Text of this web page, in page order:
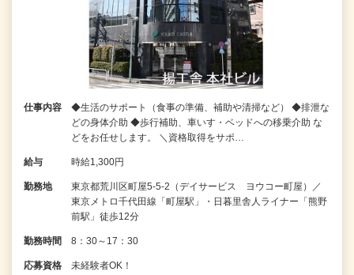
仕事内容
◆生活のサポート（食事の準備、補助や清掃など） ◆排泄な
どの身体介助 ◆歩行補助、車いす・ベッドへの移乗介助 な
どをお任せします。 ＼資格取得をサポ…
給与 時給1,300円
勤務地
東京都荒川区町屋5-5-2（デイサービス ヨウコー町屋）／
東京メトロ千代田線「町屋駅」・日暮里舎人ライナー「熊野
前駅」徒歩12分
勤務時間 8：30～17：30
応募資格 未経験者OK！